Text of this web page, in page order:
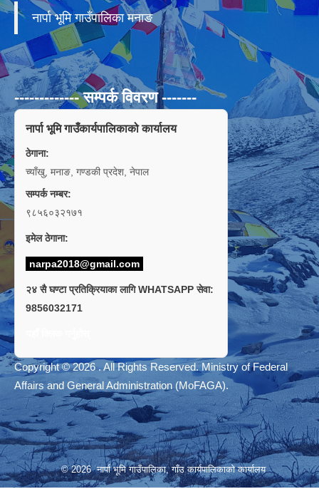
नार्पा भूमि गाउँपालिका मनाङ
------------- सम्पर्क विवरण -------
नार्पा भूमि गाउँकार्यपालिकाको कार्यालय
ठेगाना:
च्याँखु, मनाङ, गण्डकी प्रदेश, नेपाल
सम्पर्क नम्बर:
९८५६०३२१७१
इमेल ठेगाना:
narpa2018@gmail.com
२४ सै घण्टा प्रतिक्रियाका लागि WHATSAPP सेवा:
9856032171
Copyright © 2026 . All Rights Reserved. Ministry of Federal
Affairs and General Administration (MoFAGA).
© 2026 नार्पा भूमि गाउँपालिका, गाँउ कार्यपालिकाको कार्यालय